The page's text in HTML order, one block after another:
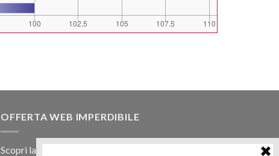
OFFERTA WEB IMPERDIBILE
Scopri la nostra offerta web! Un prezzo mai visto,